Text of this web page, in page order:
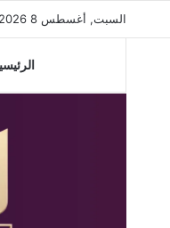
السبت, أغسطس 8 2026